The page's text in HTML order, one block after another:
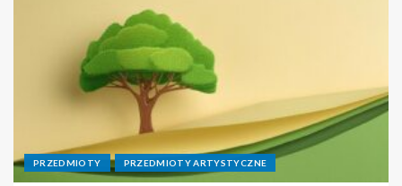
PRZEDMIOTY PRZEDMIOTY ARTYSTYCZNE